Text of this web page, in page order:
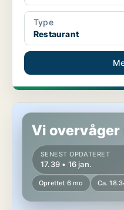
Type
Restaurant
Hotelejendom i Køge
Vi overvåger
SENEST OPDATERET
17.39 • 16 jan.
Oprettet 6 mo Ca.